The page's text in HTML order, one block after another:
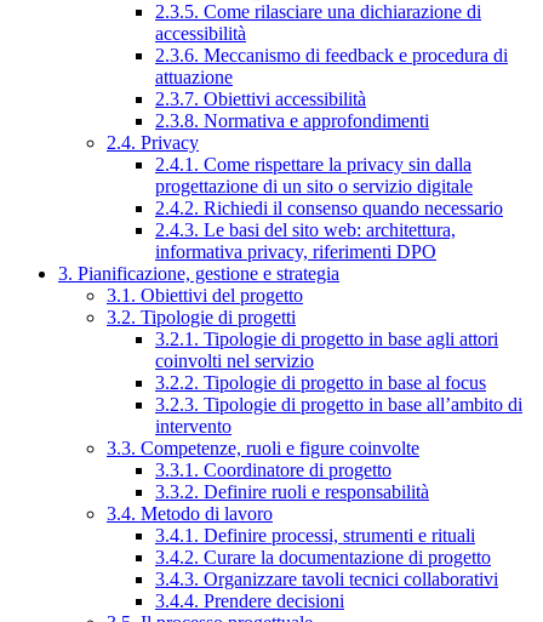
2.3.5. Come rilasciare una dichiarazione di
accessibilità
2.3.6. Meccanismo di feedback e procedura di
attuazione
2.3.7. Obiettivi accessibilità
2.3.8. Normativa e approfondimenti
2.4. Privacy
2.4.1. Come rispettare la privacy sin dalla
progettazione di un sito o servizio digitale
2.4.2. Richiedi il consenso quando necessario
2.4.3. Le basi del sito web: architettura,
informativa privacy, riferimenti DPO
3. Pianificazione, gestione e strategia
3.1. Obiettivi del progetto
3.2. Tipologie di progetti
3.2.1. Tipologie di progetto in base agli attori
coinvolti nel servizio
3.2.2. Tipologie di progetto in base al focus
3.2.3. Tipologie di progetto in base all’ambito di
intervento
3.3. Competenze, ruoli e figure coinvolte
3.3.1. Coordinatore di progetto
3.3.2. Definire ruoli e responsabilità
3.4. Metodo di lavoro
3.4.1. Definire processi, strumenti e rituali
3.4.2. Curare la documentazione di progetto
3.4.3. Organizzare tavoli tecnici collaborativi
3.4.4. Prendere decisioni